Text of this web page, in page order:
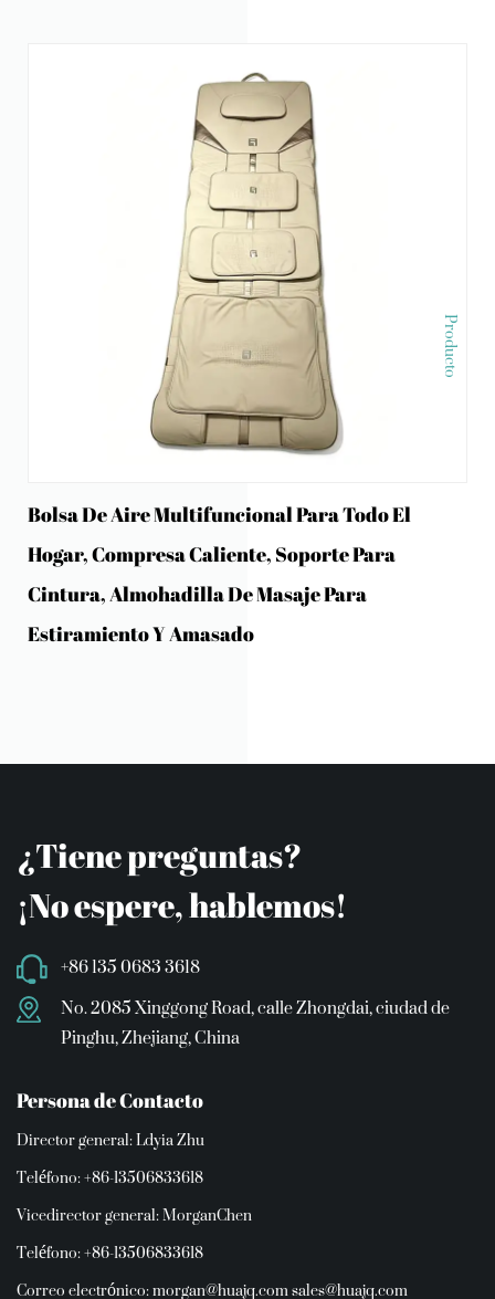
Producto
Bolsa De Aire Multifuncional Para Todo El
Hogar, Compresa Caliente, Soporte Para
Cintura, Almohadilla De Masaje Para
Estiramiento Y Amasado
¿Tiene preguntas?
¡No espere, hablemos!
+86 135 0683 3618
No. 2085 Xinggong Road, calle Zhongdai, ciudad de
Pinghu, Zhejiang, China
Persona de Contacto
Director general: Ldyia Zhu
Teléfono: +86-13506833618
Vicedirector general: MorganChen
Teléfono: +86-13506833618
Correo electrónico:morgan@huajq.comsales@huajq.com